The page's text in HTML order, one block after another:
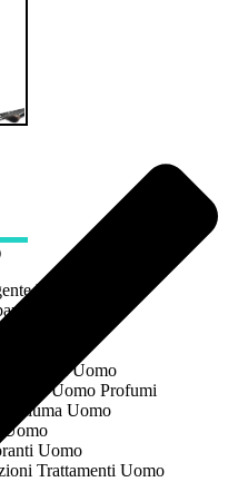
Viso Uomo
Uomo
Uomo
Uomo
Occhi Uomo
Uomo Profumi
Uomo
Uomo
Uomo
Trattamenti Uomo